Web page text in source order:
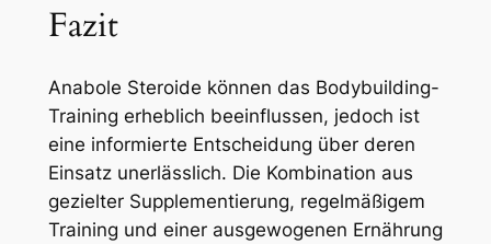
Fazit
Anabole Steroide können das Bodybuilding-
Training erheblich beeinflussen, jedoch ist
eine informierte Entscheidung über deren
Einsatz unerlässlich. Die Kombination aus
gezielter Supplementierung, regelmäßigem
Training und einer ausgewogenen Ernährung